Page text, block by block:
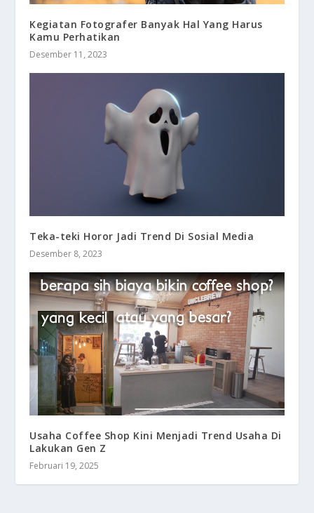
Kegiatan Fotografer Banyak Hal Yang Harus
Kamu Perhatikan
Desember 11, 2023
Teka-teki Horor Jadi Trend Di Sosial Media
Desember 8, 2023
Usaha Coffee Shop Kini Menjadi Trend Usaha Di
Lakukan Gen Z
Februari 19, 2025